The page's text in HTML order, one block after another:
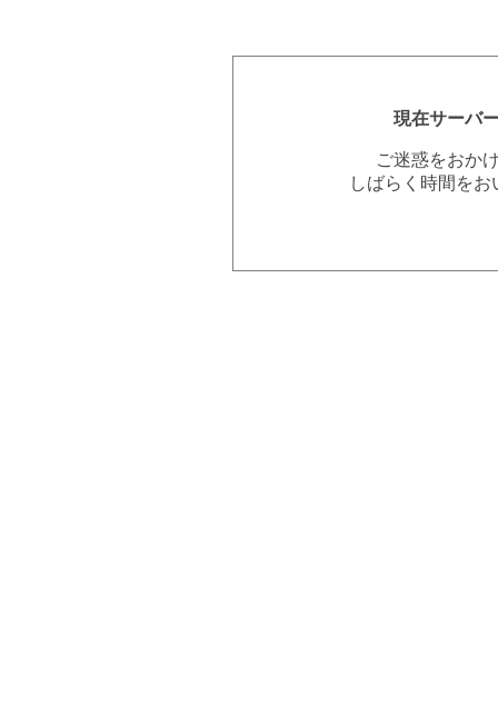
現在サーバ
ご迷惑をおか
しばらく時間を